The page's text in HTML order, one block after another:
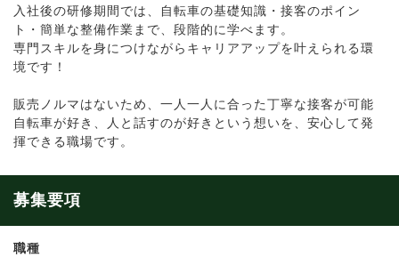
入社後の研修期間では、自転車の基礎知識・接客のポイン
ト・簡単な整備作業まで、段階的に学べます。
専門スキルを身につけながらキャリアアップを叶えられる環
境です！
販売ノルマはないため、一人一人に合った丁寧な接客が可能
自転車が好き、人と話すのが好きという想いを、安心して発
揮できる職場です。
募集要項
職種